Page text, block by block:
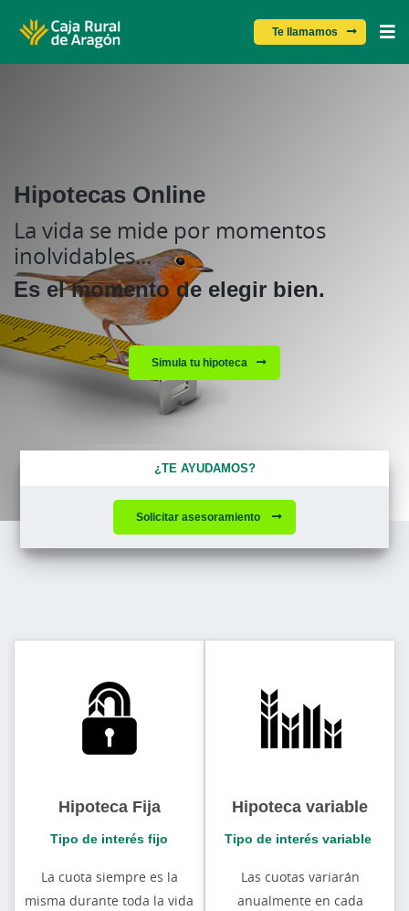
MENÚ
Te llamamos
Hipotecas Online
La vida se mide por momentos
inolvidables...
Es el momento de elegir bien.
Simula tu hipoteca
¿TE AYUDAMOS?
Solicitar asesoramiento
Hipoteca Fija
Tipo de interés fijo
La cuota siempre es la
misma durante toda la vida
Hipoteca variable
Tipo de interés variable
Las cuotas variarán
anualmente en cada